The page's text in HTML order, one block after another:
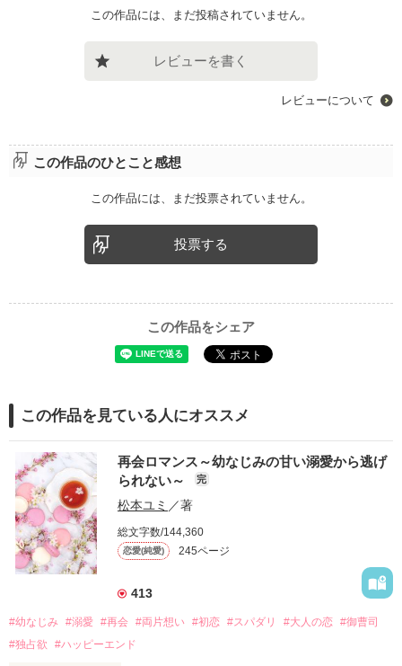
この作品には、まだ投稿されていません。
レビューを書く
レビューについて
この作品のひとこと感想
この作品には、まだ投票されていません。
投票する
この作品をシェア
この作品を見ている人にオススメ
再会ロマンス～幼なじみの甘い溺愛から逃げ
られない～
完
松本ユミ ／著
総文字数/144,360
恋愛(純愛) 245ページ
413
#幼なじみ #溺愛 #再会 #両片想い #初恋 #スパダリ #大人の恋 #御曹司
#独占欲
#ハッピーエンド